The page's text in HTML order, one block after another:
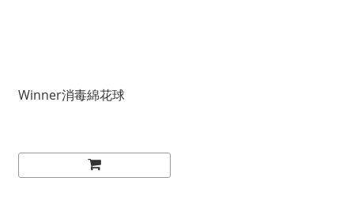
Winner消毒綿花球